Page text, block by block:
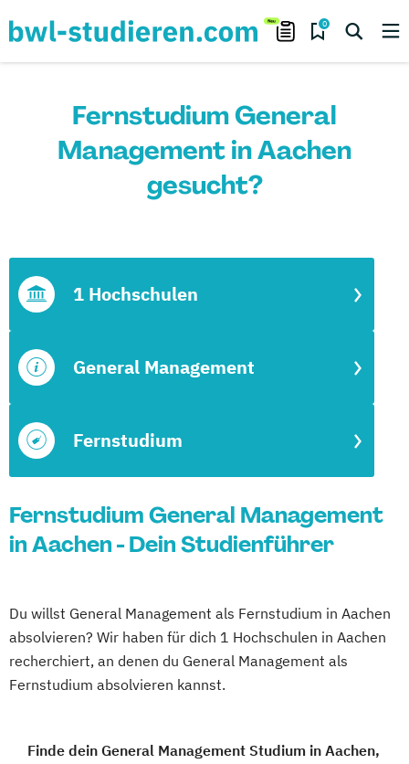
0
Fernstudium General
Management in Aachen
gesucht?
Fernstudium
General Management
1 Hochschulen
Fernstudium General Management
in Aachen - Dein Studienführer
Du willst General Management als Fernstudium in Aachen
absolvieren? Wir haben für dich 1 Hochschulen in Aachen
recherchiert, an denen du General Management als
Fernstudium absolvieren kannst.
Finde dein General Management Studium in Aachen,